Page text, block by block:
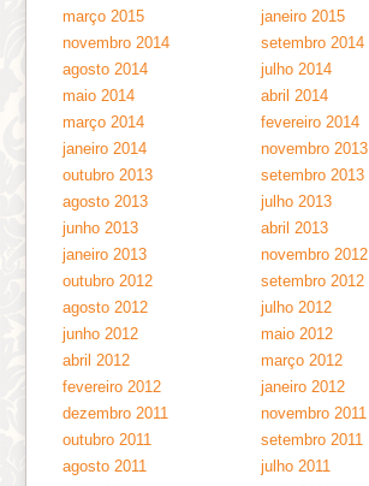
março 2015
janeiro 2015
novembro 2014
setembro 2014
agosto 2014
julho 2014
maio 2014
abril 2014
março 2014
fevereiro 2014
janeiro 2014
novembro 2013
outubro 2013
setembro 2013
agosto 2013
julho 2013
junho 2013
abril 2013
janeiro 2013
novembro 2012
outubro 2012
setembro 2012
agosto 2012
julho 2012
junho 2012
maio 2012
abril 2012
março 2012
fevereiro 2012
janeiro 2012
dezembro 2011
novembro 2011
outubro 2011
setembro 2011
agosto 2011
julho 2011